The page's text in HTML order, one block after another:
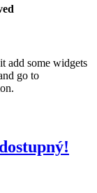
add some widgets
go to